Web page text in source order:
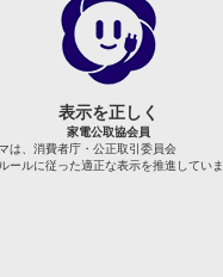
表示を正しく
家電公取協会員
は、消費者庁・公正取引委員会
ールに従った適正な表示を推進していま